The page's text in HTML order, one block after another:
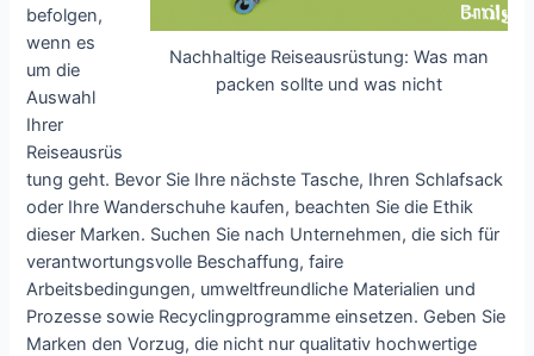
Nachhaltige Reiseausrüstung: Was man
packen sollte und was nicht
befolgen,
wenn es
um die
Auswahl
Ihrer
Reiseausrüs
tung geht. Bevor Sie Ihre nächste Tasche, Ihren Schlafsack
oder Ihre Wanderschuhe kaufen, beachten Sie die Ethik
dieser Marken. Suchen Sie nach Unternehmen, die sich für
verantwortungsvolle Beschaffung, faire
Arbeitsbedingungen, umweltfreundliche Materialien und
Prozesse sowie Recyclingprogramme einsetzen. Geben Sie
Marken den Vorzug, die nicht nur qualitativ hochwertige